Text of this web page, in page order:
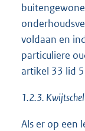
voldaan en
particuliere
artikel 33 lid
1.2.3.
Als er op een